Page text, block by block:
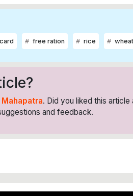
free ration rice wheat
. Did you liked this
and feedback.